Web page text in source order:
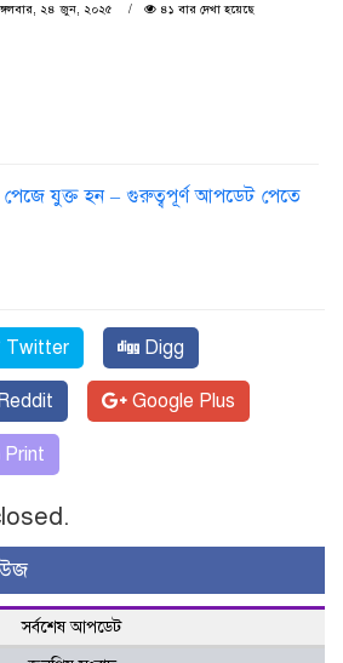
২৪ জুন, ২০২৫ ৪১ বার দেখা হয়েছে
যুক্ত হন – গুরুত্বপূর্ণ আপডেট পেতে
Twitter Digg
Google Plus
Print
সর্বশেষ আপডেট